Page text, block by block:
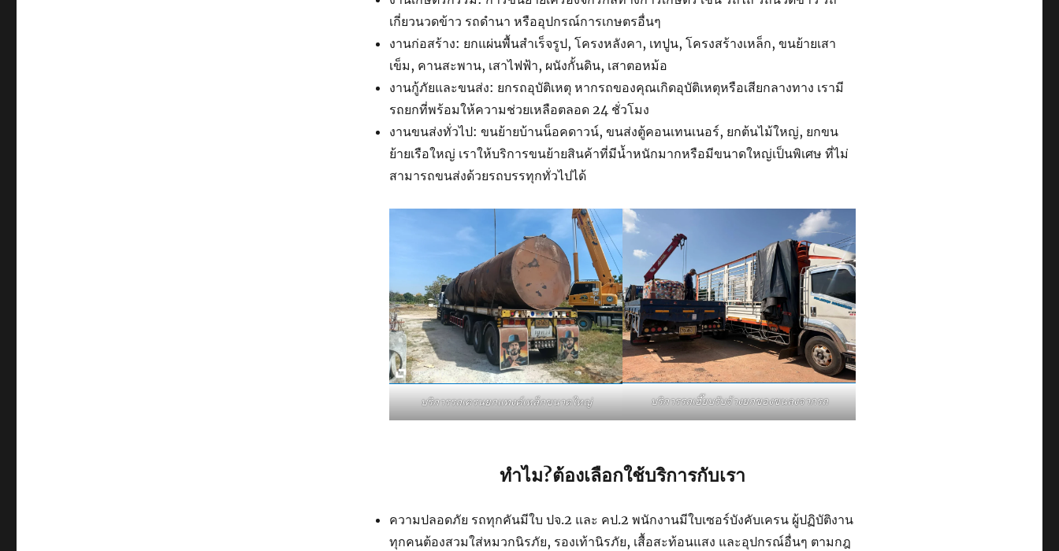
เกี่ยวนวดข้าว รถดำนา หรืออุปกรณ์การเกษตรอื่นๆ
งานก่อสร้าง: ยกแผ่นพื้นสำเร็จรูป, โครงหลังคา, เทปูน, โครงสร้างเหล็ก, ขนย้ายเสา
เข็ม, คานสะพาน, เสาไฟฟ้า, ผนังกั้นดิน, เสาตอหม้อ
งานกู้ภัยและขนส่ง: ยกรถอุบัติเหตุ หากรถของคุณเกิดอุบัติเหตุหรือเสียกลางทาง เรามี
รถยกที่พร้อมให้ความช่วยเหลือตลอด 24 ชั่วโมง
งานขนส่งทั่วไป: ขนย้ายบ้านน็อคดาวน์, ขนส่งตู้คอนเทนเนอร์, ยกต้นไม้ใหญ่, ยกขน
ย้ายเรือใหญ่ เราให้บริการขนย้ายสินค้าที่มีน้ำหนักมากหรือมีขนาดใหญ่เป็นพิเศษ ที่ไม่
สามารถขนส่งด้วยรถบรรทุกทั่วไปได้
บริการรถเครนยกแทงค์เหล็กขนาดใหญ่ บริการรถเฮี๊ยบรับจ้างยกของขนลงจากรถ
ทำไม?ต้องเลือกใช้บริการกับเรา
ความปลอดภัย รถทุกคันมีใบ ปจ.2 และ คป.2 พนักงานมีใบเซอร์บังคับเครน ผู้ปฏิบัติงาน
ทุกคนต้องสวมใส่หมวกนิรภัย, รองเท้านิรภัย, เสื้อสะท้อนแสง และอุปกรณ์อื่นๆ ตามกฎ